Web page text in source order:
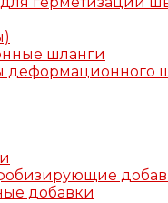
шланги
деформационного
добавки